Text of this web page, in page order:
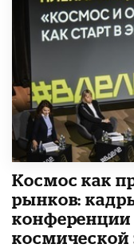
Космос как
рынков: